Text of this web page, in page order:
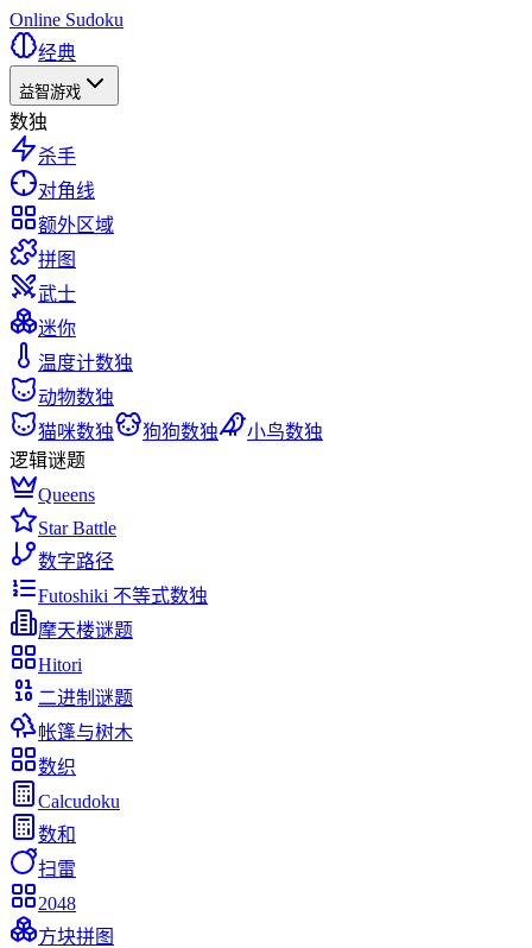
Online Sudoku
经典
益智游戏
数独
杀手
对角线
额外区域
拼图
武士
迷你
温度计数独
动物数独
猫咪数独
狗狗数独
小鸟数独
逻辑谜题
Queens
Star Battle
数字路径
Futoshiki 不等式数独
摩天楼谜题
Hitori
二进制谜题
帐篷与树木
数织
Calcudoku
数和
扫雷
2048
方块拼图